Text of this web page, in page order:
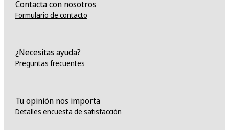
Contacta con nosotros
Formulario de contacto
¿Necesitas ayuda?
Preguntas frecuentes
Tu opinión nos importa
Detalles encuesta de satisfacción